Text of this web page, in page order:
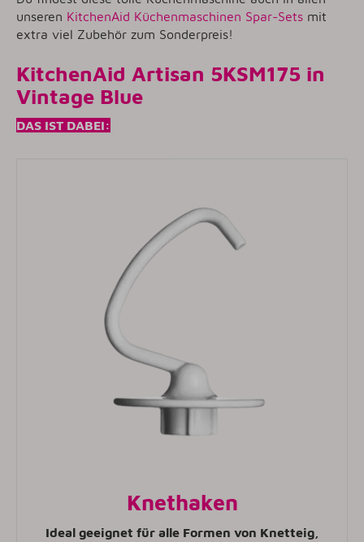
unseren KitchenAid Küchenmaschinen Spar-Sets mit
extra viel Zubehör zum Sonderpreis!
KitchenAid Artisan 5KSM175 in
Vintage Blue
DAS IST DABEI:
Knethaken
Ideal geeignet für alle Formen von Knetteig,